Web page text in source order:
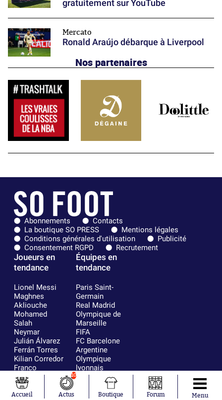
gratuitement sur YouTube
Mercato
Ronald Araújo débarque à Liverpool
Nos partenaires
Abonnements
Contacts
La boutique SO PRESS
Mentions légales
Conditions générales d'utilisation
Publicité
Consentement RGPD
Recrutement
Joueurs en
tendance
Lionel Messi
Maghnes
Akliouche
Mohamed
Salah
Neymar
Julián Álvarez
Ferrán Torres
Kilian Corredor
Franco
Mastantuono
Orel Mangala
Rio Mavuba
Équipes en
tendance
Paris Saint-
Germain
Real Madrid
Olympique de
Marseille
FIFA
FC Barcelone
Argentine
Olympique
lyonnais
AS Monaco
RC Strasbourg
Trabzonspor
Accueil
10
Actus Boutique Forum Menu